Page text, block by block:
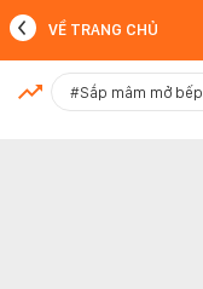
MỚI NHẤT
VỀ TRANG CHỦ
#Sắp mâm mở bếp